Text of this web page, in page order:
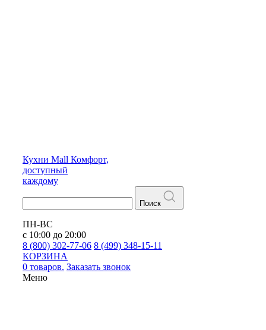
Кухни Mall Комфорт,
доступный
каждому
Поиск
ПН-ВС
с 10:00 до 20:00
8 (800) 302-77-06 8 (499) 348-15-11
КОРЗИНА
0 товаров. Заказать звонок
Меню